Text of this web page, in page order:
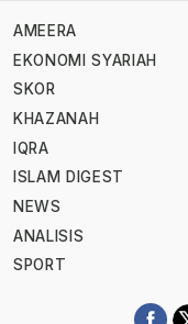
AMEERA
EKONOMI SYARIAH
SKOR
KHAZANAH
IQRA
ISLAM DIGEST
NEWS
ANALISIS
SPORT